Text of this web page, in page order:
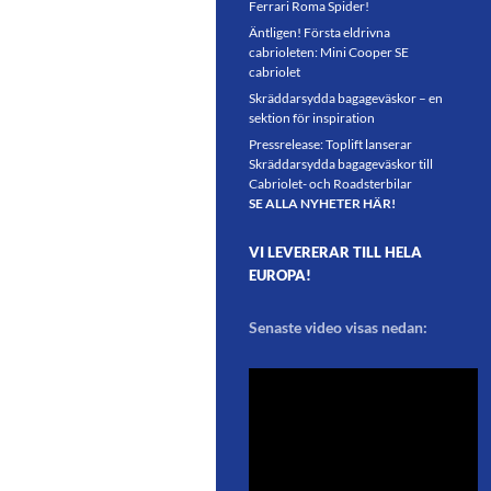
Ferrari Roma Spider!
Äntligen! Första eldrivna
cabrioleten: Mini Cooper SE
cabriolet
Skräddarsydda bagageväskor – en
sektion för inspiration
Pressrelease: Toplift lanserar
Skräddarsydda bagageväskor till
Cabriolet- och Roadsterbilar
SE ALLA NYHETER HÄR!
VI LEVERERAR TILL HELA
EUROPA!
Senaste video visas nedan: